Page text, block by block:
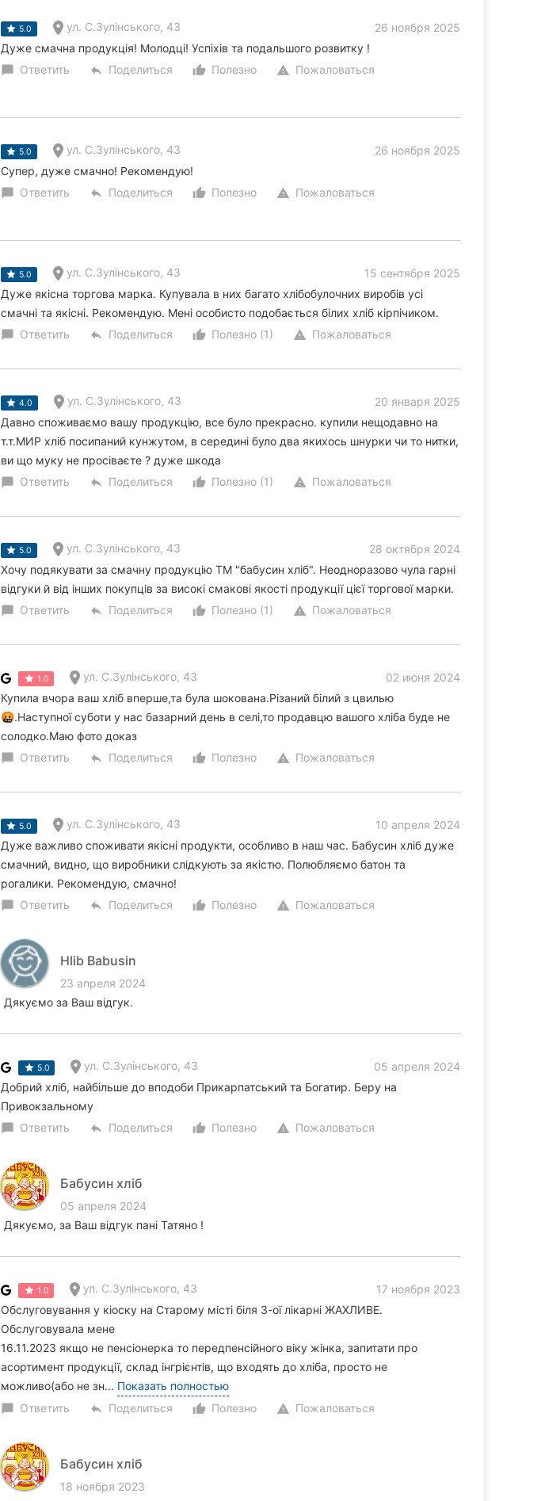
5.0 ул. С.Зулінського, 43
26 ноября 2025
Дуже смачна продукція! Молодці! Успіхів та подальшого розвитку !
chat_bubble Ответить reply Поделиться thumb_up_alt
Полезно warning Пожаловаться
5.0 ул. С.Зулінського, 43
26 ноября 2025
Супер, дуже смачно! Рекомендую!
chat_bubble Ответить reply Поделиться thumb_up_alt
Полезно warning Пожаловаться
5.0 ул. С.Зулінського, 43
15 сентября 2025
Дуже якісна торгова марка. Купувала в них багато хлібобулочних виробів усі
смачні та якісні. Рекомендую. Мені особисто подобається білих хліб кірпічиком.
chat_bubble Ответить reply Поделиться thumb_up_alt
Полезно (1) warning Пожаловаться
4.0 ул. С.Зулінського, 43
20 января 2025
Давно споживаємо вашу продукцію, все було прекрасно. купили нещодавно на
т.т.МИР хліб посипаний кунжутом, в середині було два якихось шнурки чи то нитки,
ви що муку не просіваєте ? дуже шкода
chat_bubble Ответить reply Поделиться thumb_up_alt
Полезно (1) warning Пожаловаться
5.0 ул. С.Зулінського, 43
28 октября 2024
Хочу подякувати за смачну продукцію ТМ "бабусин хліб". Неодноразово чула гарні
відгуки й від інших покупців за високі смакові якості продукції цієї торгової марки.
chat_bubble Ответить reply Поделиться thumb_up_alt
Полезно (1) warning Пожаловаться
1.0 ул. С.Зулінського, 43
02 июня 2024
Купила вчора ваш хліб вперше,та була шокована.Різаний білий з цвилью
🤬.Наступної суботи у нас базарний день в селі,то продавцю вашого хліба буде не
солодко.Маю фото доказ
chat_bubble Ответить reply Поделиться thumb_up_alt
Полезно warning Пожаловаться
5.0 ул. С.Зулінського, 43
10 апреля 2024
Дуже важливо споживати якісні продукти, особливо в наш час. Бабусин хліб дуже
смачний, видно, що виробники слідкують за якістю. Полюбляємо батон та
рогалики. Рекомендую, смачно!
chat_bubble Ответить reply Поделиться thumb_up_alt
Полезно warning Пожаловаться
Hlib Babusin
23 апреля 2024
Дякуємо за Ваш відгук.
5.0 ул. С.Зулінського, 43
05 апреля 2024
Добрий хліб, найбільше до вподоби Прикарпатський та Богатир. Беру на
Привокзальному
chat_bubble Ответить reply Поделиться thumb_up_alt
Полезно warning Пожаловаться
Бабусин хліб
05 апреля 2024
Дякуємо, за Ваш відгук пані Татяно !
1.0 ул. С.Зулінського, 43
17 ноября 2023
Обслуговування у кіоску на Старому місті біля 3-ої лікарні ЖАХЛИВЕ.
Обслуговувала мене
16.11.2023 якщо не пенсіонерка то передпенсійного віку жінка, запитати про
асортимент продукції, склад інгрієнтів, що входять до хліба, просто не
можливо(або не зн... Показать полностью
chat_bubble Ответить reply Поделиться thumb_up_alt
Полезно warning Пожаловаться
Бабусин хліб
18 ноября 2023